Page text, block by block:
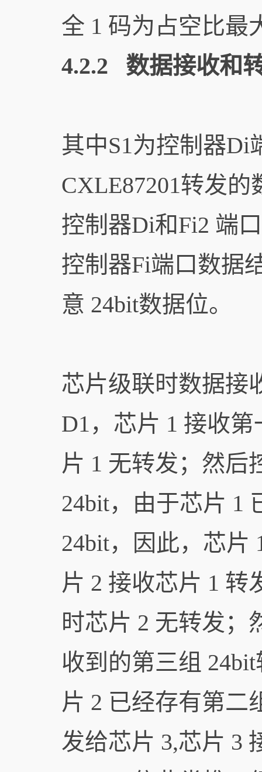
全 1 码为占空比最
4.2.2 数据接收和
其中S1为控制器Di
CXLE87201转发的
控制器Di和Fi2 端
控制器Fi端口数据
意 24bit数据位。
芯片级联时数据接
D1，芯片 1 接收
片 1 无转发；然后
24bit，由于芯片 1
24bit，因此，芯片
片 2 接收芯片 1 转
时芯片 2 无转发；
收到的第三组
片 2 已经存有第二
发给芯片 3,芯片 3